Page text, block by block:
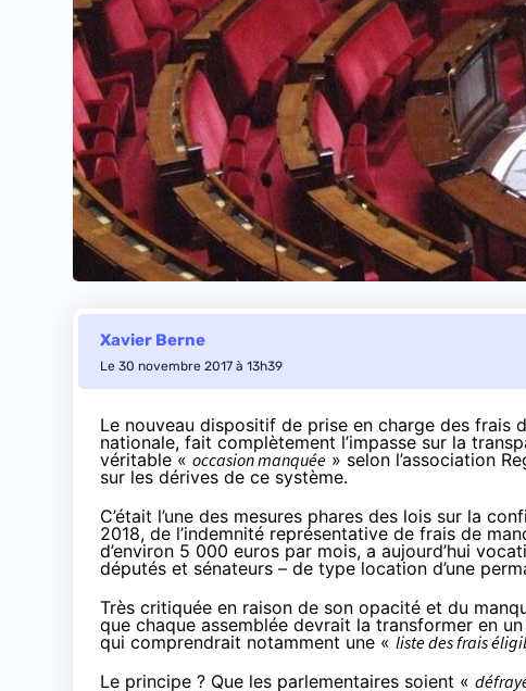
Xavier Berne
Le 30 novembre 2017 à 13h39
Le nouveau dispositif de prise en charge des frais
nationale, fait complètement l’impasse sur la
véritable « occasion manquée » selon l’association
sur les dérives de ce système.
C’était l’une des mesures phares des lois sur la
2018, de l’indemnité représentative de frais de
d’environ 5 000 euros par mois, a aujourd’hui
députés et sénateurs – de type location d’une
Très critiquée en raison de son opacité et du
que chaque assemblée devrait la transformer en
qui comprendrait notamment une « liste des frais
Le principe ? Que les parlementaires soient «